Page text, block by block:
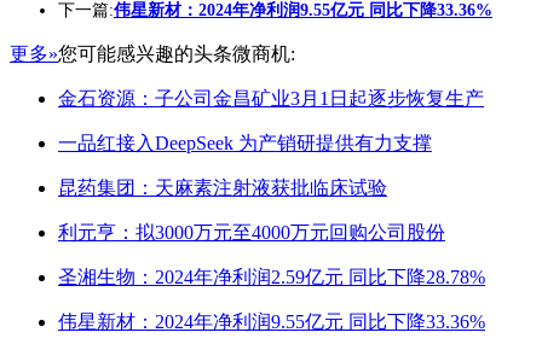
下一篇:伟星新材：2024年净利润9.55亿元 同比下降33.36%
更多»您可能感兴趣的头条微商机:
金石资源：子公司金昌矿业3月1日起逐步恢复生产
一品红接入DeepSeek 为产销研提供有力支撑
昆药集团：天麻素注射液获批临床试验
利元亨：拟3000万元至4000万元回购公司股份
圣湘生物：2024年净利润2.59亿元 同比下降28.78%
伟星新材：2024年净利润9.55亿元 同比下降33.36%